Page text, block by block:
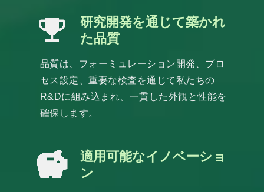
研究開発を通じて築かれ
た品質
品質は、フォーミュレーション開発、プロ
セス設定、重要な検査を通じて私たちの
R&Dに組み込まれ、一貫した外観と性能を
確保します。
適用可能なイノベーショ
ン